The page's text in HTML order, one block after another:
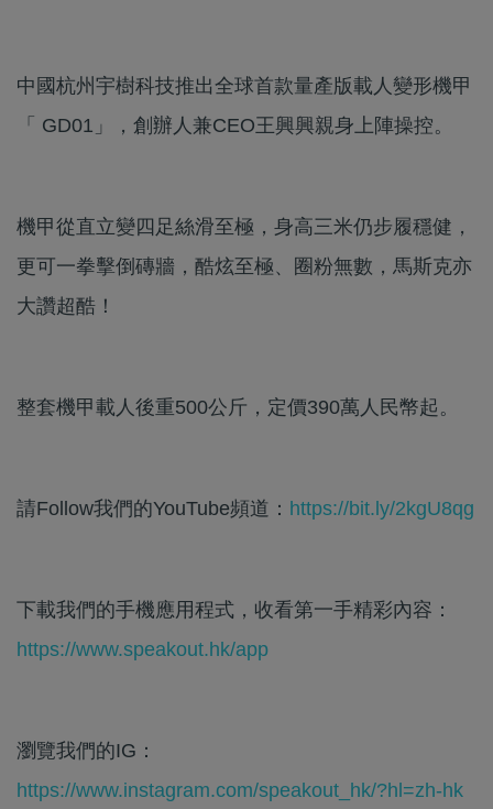
中國杭州宇樹科技推出全球首款量產版載人變形機甲
「 GD01」，創辦人兼CEO王興興親身上陣操控。
機甲從直立變四足絲滑至極，身高三米仍步履穩健，
更可一拳擊倒磚牆，酷炫至極、圈粉無數，馬斯克亦
大讚超酷！
整套機甲載人後重500公斤，定價390萬人民幣起。
請Follow我們的YouTube頻道： https://bit.ly/2kgU8qg
下載我們的手機應用程式，收看第一手精彩內容：
https://www.speakout.hk/app
瀏覽我們的IG：
https://www.instagram.com/speakout_hk/?hl=zh-hk